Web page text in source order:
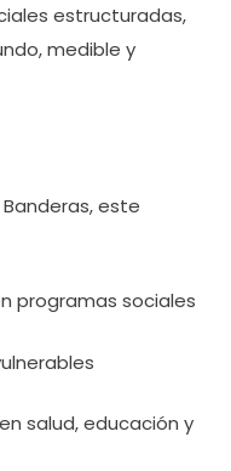
estructuradas,
medible y
este
programas sociales
salud, educación y